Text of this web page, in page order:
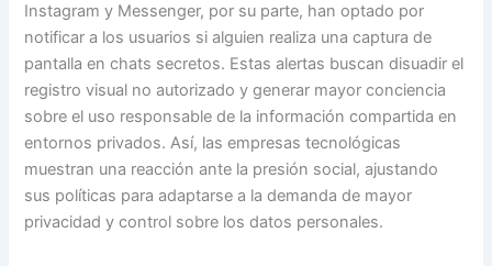
Instagram y Messenger, por su parte, han optado por
notificar a los usuarios si alguien realiza una captura de
pantalla en chats secretos. Estas alertas buscan disuadir el
registro visual no autorizado y generar mayor conciencia
sobre el uso responsable de la información compartida en
entornos privados. Así, las empresas tecnológicas
muestran una reacción ante la presión social, ajustando
sus políticas para adaptarse a la demanda de mayor
privacidad y control sobre los datos personales.